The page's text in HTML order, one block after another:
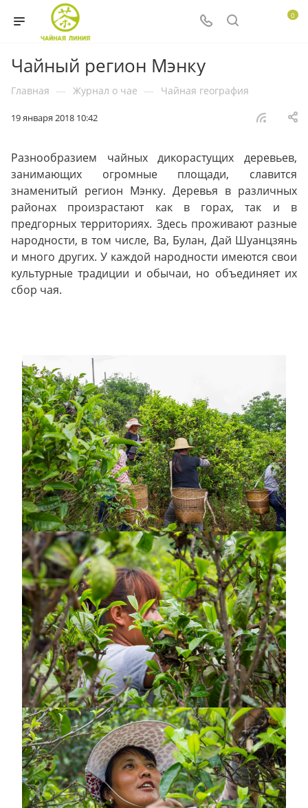
0
Чайный регион Мэнку
Главная — Журнал о чае — Чайная география
19 января 2018 10:42
Разнообразием чайных дикорастущих деревьев,
занимающих огромные площади, славится
знаменитый регион Мэнку. Деревья в различных
районах произрастают как в горах, так и в
предгорных территориях. Здесь проживают разные
народности, в том числе, Ва, Булан, Дай Шуанцзянь
и много других. У каждой народности имеются свои
культурные традиции и обычаи, но объединяет их
сбор чая.